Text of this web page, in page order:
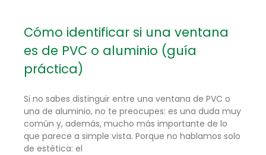
Cómo identificar si una ventana
es de PVC o aluminio (guía
práctica)
Si no sabes distinguir entre una ventana de PVC o
una de aluminio, no te preocupes: es una duda muy
común y, además, mucho más importante de lo
que parece a simple vista. Porque no hablamos solo
de estética: el